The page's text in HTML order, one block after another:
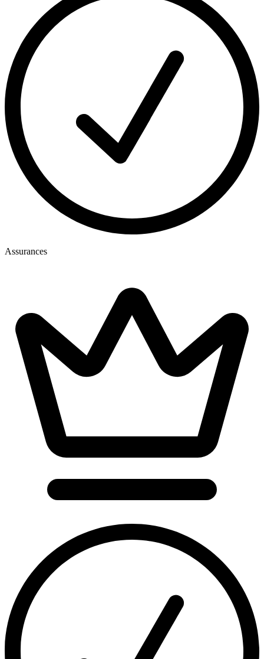
Assurances